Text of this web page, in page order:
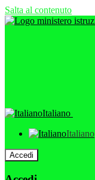
Salta al contenuto
Italiano
Italiano
Accedi